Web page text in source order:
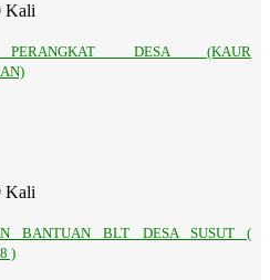
Kali
PERANGKAT DESA (KAUR
Kali
BANTUAN BLT DESA SUSUT (
)